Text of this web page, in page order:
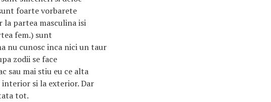
foarte vorbarete
la partea masculina isi
fem.) sunt
nu cunosc inca nici un taur
zodii se face
sau mai stiu eu ce alta
interior si la exterior. Dar
tot.